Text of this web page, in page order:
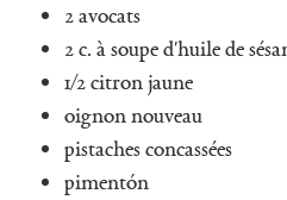
2avocats
2c. à souped'huile de
1/2citron jaune
oignon nouveau
pistaches concassées
pimentón